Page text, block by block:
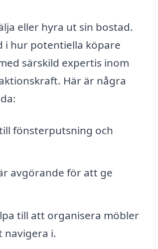
eller hyra ut sin bostad.
i hur potentiella köpare
särskild expertis inom
Här är några
fönsterputsning och
avgörande för att ge
till att organisera möbler
i.